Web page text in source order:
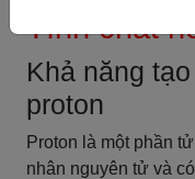
Tính chất
Khả năng
proton
Proton là một phần
nhân nguyên tử và